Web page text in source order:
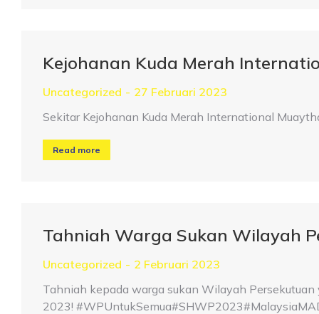
Kejohanan Kuda Merah
Uncategorized
27 Februari 2023
Sekitar Kejohanan Kuda Merah International
Read more
Tahniah Warga Sukan Wilayah
Uncategorized
2 Februari 2023
Tahniah kepada warga sukan Wilayah
2023!